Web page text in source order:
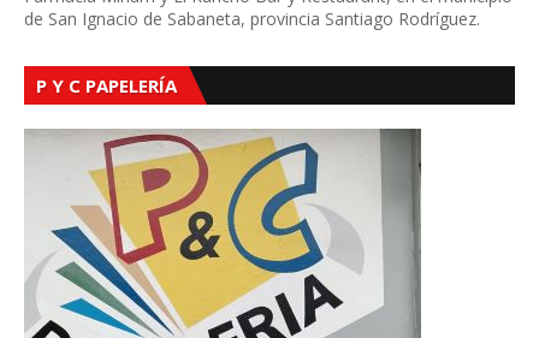
de San Ignacio de Sabaneta, provincia Santiago Rodríguez.
P Y C PAPELERÍA